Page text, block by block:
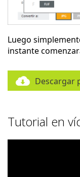
Luego
instante
Descargar
Tutorial en